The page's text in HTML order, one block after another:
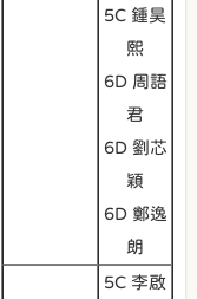
5C 鍾昊
熙
6D 周語
君
6D 劉芯
穎
6D 鄭逸
朗
5C 李啟